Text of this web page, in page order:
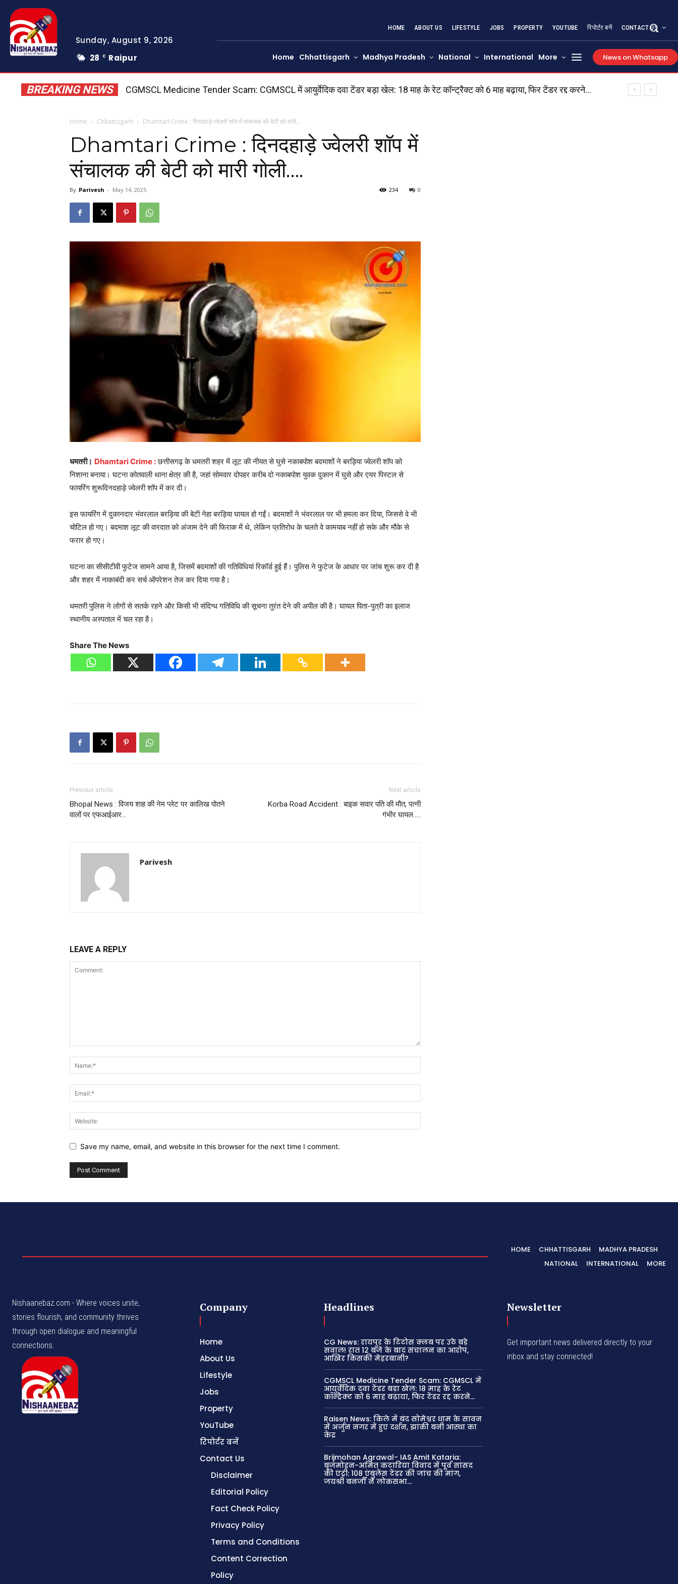
Sunday, August 9, 2026
28
C Raipur
HOME ABOUT US LIFESTYLE JOBS PROPERTY YOUTUBE रिपोर्टर बनें CONTACT US
Home Chhattisgarh Madhya Pradesh National International More News on Whatsapp
BREAKING NEWS CGMSCL Medicine Tender Scam: CGMSCL में आयुर्वेदिक दवा टेंडर बड़ा खेल: 18 माह के रेट कॉन्ट्रैक्ट को 6 माह बढ़ाया, फिर टेंडर रद्द करने...
Home Chhattisgarh Dhamtari Crime : दिनदहाड़े ज्वेलरी शॉप में संचालक की बेटी को मारी...
Dhamtari Crime : दिनदहाड़े ज्वेलरी शॉप में
संचालक की बेटी को मारी गोली….
By Parivesh - May 14, 2025 0
234
धमतरी। Dhamtari Crime :छत्तीसगढ़ के धमतरी शहर में लूट की नीयत से घुसे नकाबपोश बदमाशों ने बरड़िया ज्वेलरी शॉप को
निशाना बनाया। घटना कोतवाली थाना क्षेत्र की है, जहां सोमवार दोपहर करीब दो नकाबपोश युवक दुकान में घुसे और एयर पिस्टल से
फायरिंग शुरूदिनदहाड़े ज्वेलरी शॉप में कर दी।
इस फायरिंग में दुकानदार भंवरलाल बरड़िया की बेटी नेहा बरड़िया घायल हो गईं। बदमाशों ने भंवरलाल पर भी हमला कर दिया, जिससे वे भी
चोटिल हो गए। बदमाश लूट की वारदात को अंजाम देने की फिराक में थे, लेकिन प्रतिरोध के चलते वे कामयाब नहीं हो सके और मौके से
फरार हो गए।
घटना का सीसीटीवी फुटेज सामने आया है, जिसमें बदमाशों की गतिविधियां रिकॉर्ड हुई हैं। पुलिस ने फुटेज के आधार पर जांच शुरू कर दी है
और शहर में नाकाबंदी कर सर्च ऑपरेशन तेज कर दिया गया है।
धमतरी पुलिस ने लोगों से सतर्क रहने और किसी भी संदिग्ध गतिविधि की सूचना तुरंत देने की अपील की है। घायल पिता-पुत्री का इलाज
स्थानीय अस्पताल में चल रहा है।
Share The News
Previous article
Bhopal News : विजय शाह की नेम प्लेट पर कालिख पोतने
वालों पर एफआईआर…
Next article
Korba Road Accident : बाइक सवार पति की मौत, पत्नी
गंभीर घायल…..
Parivesh
LEAVE A REPLY
Save my name, email, and website in this browser for the next time I comment.
HOME CHHATTISGARH
MADHYA PRADESH
NATIONAL
INTERNATIONAL MORE
Nishaanebaz.com - Where voices unite,
stories flourish, and community thrives
through open dialogue and meaningful
connections.
Company
Home
About Us
Lifestyle
Jobs
Property
YouTube
रिपोर्टर बनें
Contact Us
Disclaimer
Editorial Policy
Fact Check Policy
Privacy Policy
Terms and Conditions
Content Correction
Policy
Headlines
CG News: रायपुर के टिटोस क्लब पर उठे बड़े
सवाल! रात 12 बजे के बाद संचालन का आरोप,
आखिर किसकी मेहरबानी?
CGMSCL Medicine Tender Scam: CGMSCL में
आयुर्वेदिक दवा टेंडर बड़ा खेल: 18 माह के रेट
कॉन्ट्रैक्ट को 6 माह बढ़ाया, फिर टेंडर रद्द करने...
Raisen News: किले में बंद सोमेश्वर धाम के सावन
में अर्जुन नगर में हुए दर्शन, झांकी बनी आस्था का
केंद्र
Brijmohan Agrawal- IAS Amit Kataria:
बृजमोहन-अमित कटारिया विवाद में पूर्व सांसद
की एंट्री: 108 एंबुलेंस टेंडर की जांच की मांग,
जयश्री बनर्जी ने लोकसभा...
Newsletter
Get important news delivered directly to your
inbox and stay connected!